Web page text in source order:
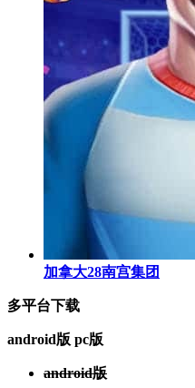
加拿大28南宫集团
多平台下载
android版 pc版
android版